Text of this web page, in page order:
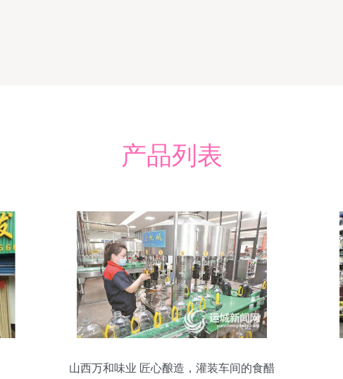
产品列表
山西万和味业 匠心酿造，灌装车间的食醋